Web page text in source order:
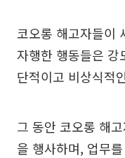
코오롱 해고자들이
자행한 행동들은 강
단적이고 비상식적
그 동안 코오롱 해
을 행사하며, 업무